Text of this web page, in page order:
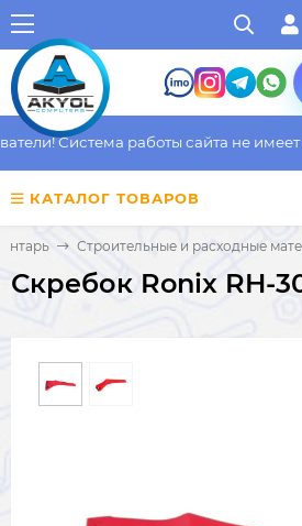
Система работы сайта не имеет
КАТАЛОГ ТОВАРОВ
Строительные и расходные
Скребок Ronix RH-